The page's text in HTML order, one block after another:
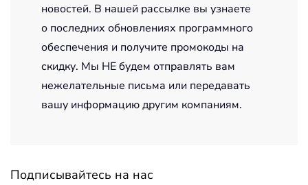
новостей. В нашей рассылке вы узнаете
о последних обновлениях программного
обеспечения и получите промокоды на
скидку. Мы НЕ будем отправлять вам
нежелательные письма или передавать
вашу информацию другим компаниям.
Подписывайтесь на нас